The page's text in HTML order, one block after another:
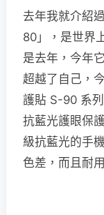
去年我就介紹
80」，是世界
是去年，今年
超越了自己，
護貼 S-90 系
抗藍光護眼保
級抗藍光的手
色差，而且耐